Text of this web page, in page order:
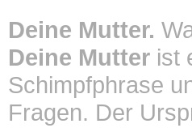
Deine Mutter.
Deine Mutter ist
Schimpfphrase
Fragen. Der